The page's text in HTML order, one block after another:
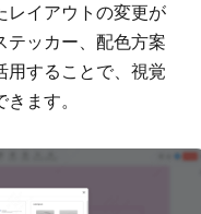
レイアウトの変更が
テッカー、配色方案
用することで、視覚
ます。